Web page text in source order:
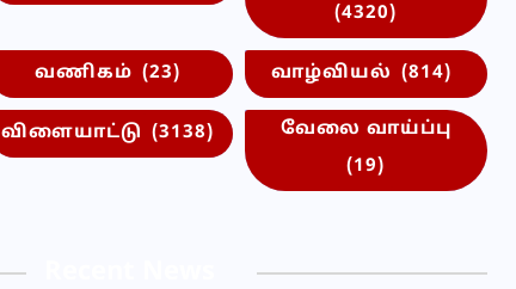
(4320)
வணிகம் (23) வாழ்வியல் (814)
விளையாட்டு (3138)
வேலை வாய்ப்பு
(19)